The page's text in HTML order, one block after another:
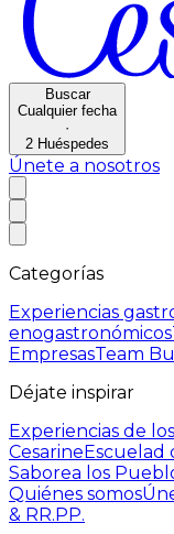
Buscar
Cualquier fecha
·
2 Huéspedes
Únete a nosotros
Categorías
Experiencias
enogastronómicos
EmpresasTeam
Déjate inspirar
Experiencias de
CesarineEscuelad
Saborea los
Quiénes somos
& RR.PP.